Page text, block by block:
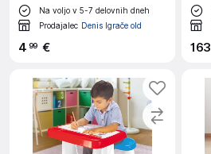
Na voljo v 5-7 delovnih dneh
Prodajalec Denis Igrače old
4 99 € 163